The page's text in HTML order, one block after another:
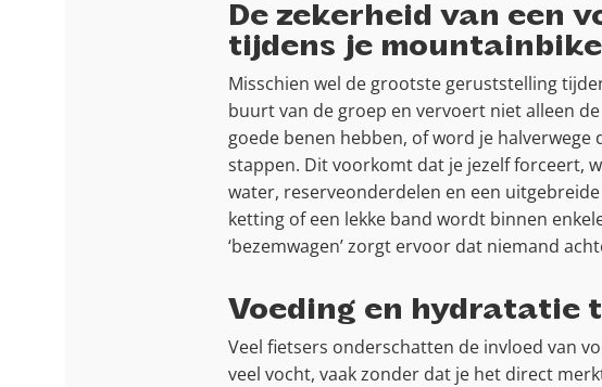
De zekerheid van een
tijdens je
Misschien wel de grootste geruststelling
buurt van de groep en vervoert niet alleen
goede benen hebben, of word je
stappen. Dit voorkomt dat je jezelf forceert,
water, reserveonderdelen en een
ketting of een lekke band wordt binnen
‘bezemwagen’ zorgt ervoor dat niemand
Voeding en hydratatie
Veel fietsers onderschatten de invloed van
veel vocht, vaak zonder dat je het direct